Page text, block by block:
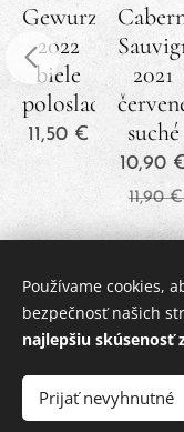
Gewurztraminer
2022
biele
polosladké
11,50 €
2021
suché
10,90
11,90€
© 2024
Obchodné
Používame cookies,
bezpečnosť našich
najlepšiu skúsenosť
Prijať nevyhnutné